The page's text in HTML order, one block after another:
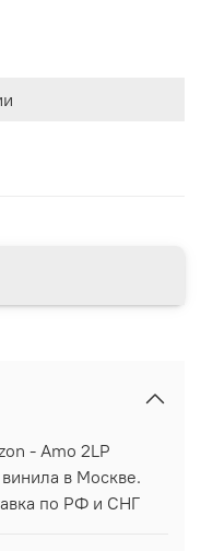
- Amo 2LP
в Москве.
по РФ и СНГ